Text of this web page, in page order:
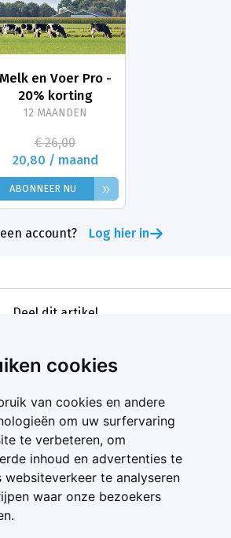
cookies
van cookies en andere
om uw surfervaring
te verbeteren, om
inhoud en advertenties te
websiteverkeer te analyseren
waar onze bezoekers
Melk en Voer Pro -
20% korting
12 MAANDEN
€ 26,00
20,80 / maand
ABONNEER NU »
account? Log hier in
Deel dit artikel